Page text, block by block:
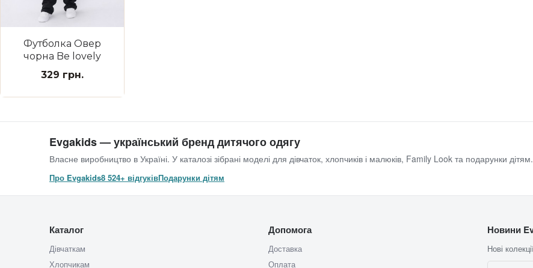
Футболка Овер
чорна Be lovely
329 грн.
Evgakids — український бренд дитячого одягу
Власне виробництво в Україні. У каталозі зібрані моделі для дівчаток, хлопчиків і малюків, Family Look та подарунки дітям.
Про Evgakids8 524+ відгуківПодарунки дітям
Каталог
Дівчаткам
Хлопчикам
Допомога
Доставка
Оплата
Новини
Нові